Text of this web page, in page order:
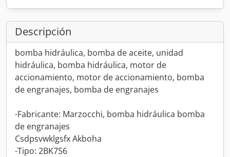
Descripción
bomba hidráulica, bomba de aceite, unidad
hidráulica, bomba hidráulica, motor de
accionamiento, motor de accionamiento, bomba
de engranajes, bomba de engranajes
-Fabricante: Marzocchi, bomba hidráulica bomba
de engranajes
Csdpsvwklgsfx Akboha
-Tipo: 2BK7S6